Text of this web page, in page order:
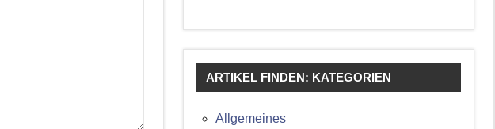
ARTIKEL FINDEN: KATEGORIEN
Allgemeines